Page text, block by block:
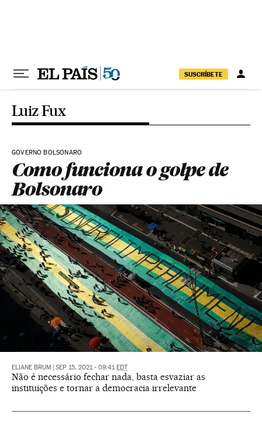
SUSCRÍBETE
Luiz Fux
GOVERNO BOLSONARO
Como funciona o golpe de
Bolsonaro
ELIANE BRUM SEP 15, 2021 - 09:41 EDT
Não é necessário fechar nada, basta esvaziar as
instituições e tornar a democracia irrelevante